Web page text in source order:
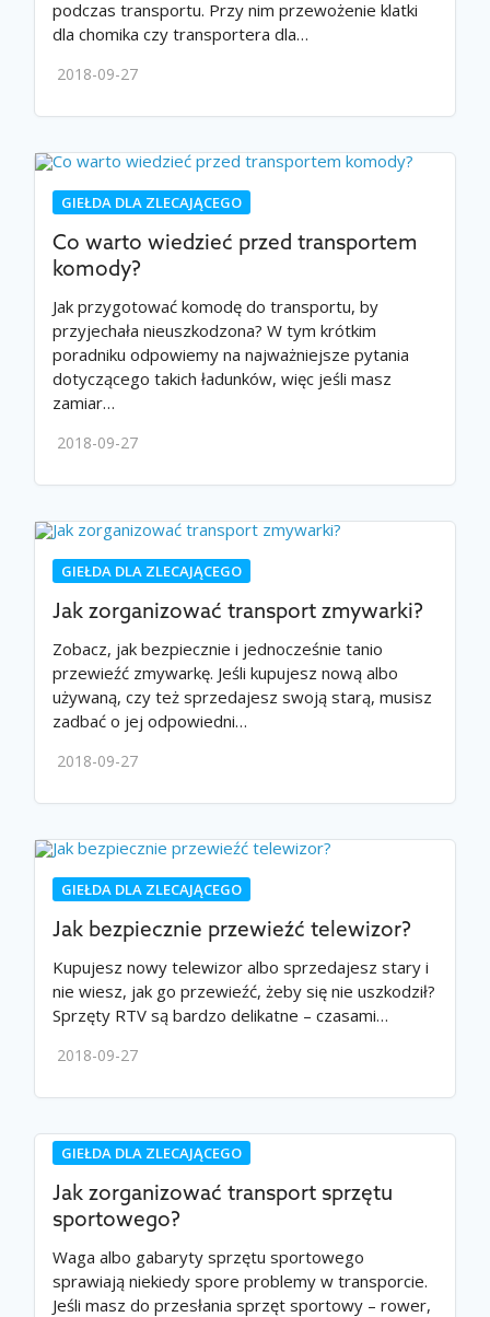
podczas transportu. Przy nim przewożenie klatki
dla chomika czy transportera dla…
2018-09-27
GIEŁDA DLA ZLECAJĄCEGO
Co warto wiedzieć przed transportem
komody?
Jak przygotować komodę do transportu, by
przyjechała nieuszkodzona? W tym krótkim
poradniku odpowiemy na najważniejsze pytania
dotyczącego takich ładunków, więc jeśli masz
zamiar…
2018-09-27
GIEŁDA DLA ZLECAJĄCEGO
Jak zorganizować transport zmywarki?
Zobacz, jak bezpiecznie i jednocześnie tanio
przewieźć zmywarkę. Jeśli kupujesz nową albo
używaną, czy też sprzedajesz swoją starą, musisz
zadbać o jej odpowiedni…
2018-09-27
GIEŁDA DLA ZLECAJĄCEGO
Jak bezpiecznie przewieźć telewizor?
Kupujesz nowy telewizor albo sprzedajesz stary i
nie wiesz, jak go przewieźć, żeby się nie uszkodził?
Sprzęty RTV są bardzo delikatne – czasami…
2018-09-27
GIEŁDA DLA ZLECAJĄCEGO
Jak zorganizować transport sprzętu
sportowego?
Waga albo gabaryty sprzętu sportowego
sprawiają niekiedy spore problemy w transporcie.
Jeśli masz do przesłania sprzęt sportowy – rower,